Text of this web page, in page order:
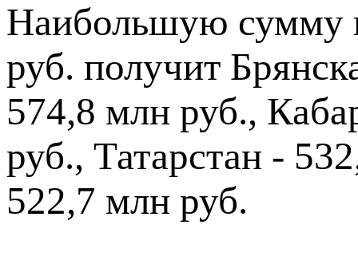
Наибольшую сумму
руб. получит
574,8 млн руб.,
руб., Татарстан -
522,7 млн руб.